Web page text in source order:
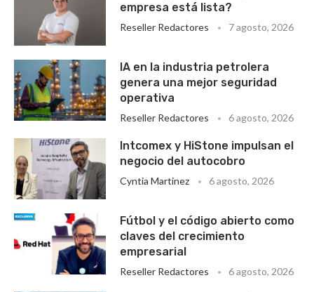
empresa está lista?
Reseller Redactores 7 agosto, 2026
IA en la industria petrolera
genera una mejor seguridad
operativa
Reseller Redactores 6 agosto, 2026
Intcomex y HiStone impulsan el
negocio del autocobro
Cyntia Martinez 6 agosto, 2026
Fútbol y el código abierto como
claves del crecimiento
empresarial
Reseller Redactores 6 agosto, 2026